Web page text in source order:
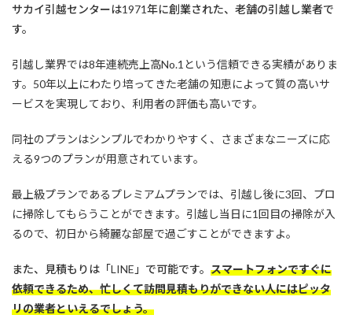
サカイ引越センターは1971年に創業された、老舗の引越し業者で
す。
引越し業界では8年連続売上高No.1という信頼できる実績がありま
す。50年以上にわたり培ってきた老舗の知恵によって質の高いサ
ービスを実現しており、利用者の評価も高いです。
同社のプランはシンプルでわかりやすく、
さまざまなニーズに応
える9つのプランが用意されています。
最上級プランであるプレミアムプランでは、引越し後に3回、プロ
に掃除してもらうことができます。引越し当日に1回目の掃除が入
るので、初日から綺麗な部屋で過ごすことができますよ。
また、見積もりは「LINE」で可能です。 スマートフォンですぐに
依頼できるため、忙しくて訪問見積もりができない人にはピッタ
リの業者といえるでしょう。